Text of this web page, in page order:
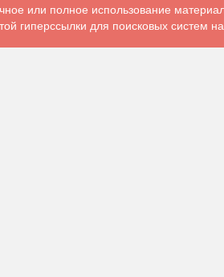
или полное использование
гиперссылки для поисковых систем